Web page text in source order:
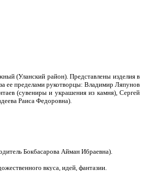
(Уланский район). Представлены изделия в
ее пределами рукотворцы: Владимир Ляпунов
(сувениры и украшения из камня), Сергей
Раиса Федоровна).
Бокбасарова Айман Ибраевна).
вкуса, идей, фантазии.